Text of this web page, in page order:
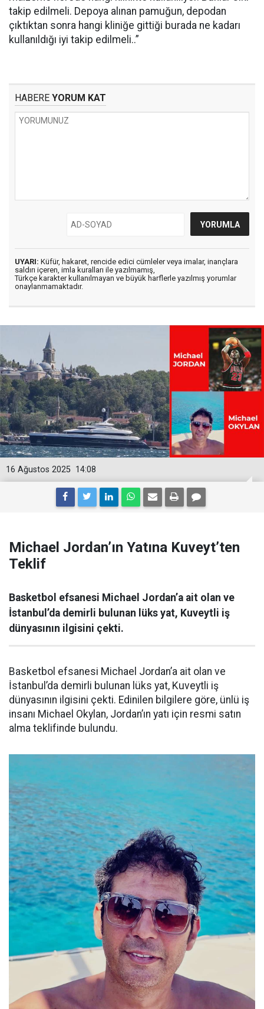
takip edilmeli. Depoya alınan pamuğun, depodan
çıktıktan sonra hangi kliniğe gittiği burada ne kadarı
kullanıldığı iyi takip edilmeli..”
HABERE YORUM KAT
UYARI: Küfür, hakaret, rencide edici cümleler veya imalar, inançlara
saldırı içeren, imla kuralları ile yazılmamış,
Türkçe karakter kullanılmayan ve büyük harflerle yazılmış yorumlar
onaylanmamaktadır.
14:08
16 Ağustos 2025
Michael Jordan’ın Yatına Kuveyt’ten
Teklif
Basketbol efsanesi Michael Jordan’a ait olan ve
İstanbul’da demirli bulunan lüks yat, Kuveytli iş
dünyasının ilgisini çekti.
Basketbol efsanesi Michael Jordan’a ait olan ve
İstanbul’da demirli bulunan lüks yat, Kuveytli iş
dünyasının ilgisini çekti. Edinilen bilgilere göre, ünlü iş
insanı Michael Okylan, Jordan’ın yatı için resmi satın
alma teklifinde bulundu.